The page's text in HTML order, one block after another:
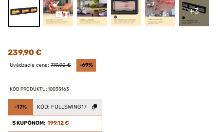
+3
239,90 €
Uvádzacia cena: 779,90 € -69%
KÓD PRODUKTU: 10035163
-17% KÓD: FULLSWING17
S KUPÓNOM: 199,12 €